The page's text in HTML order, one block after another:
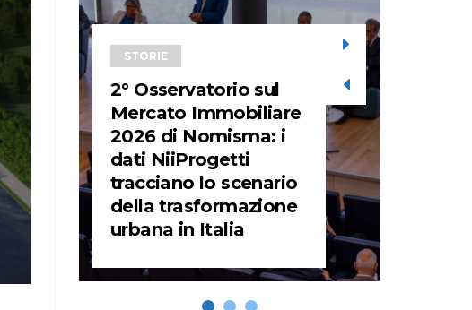
STORIE
2° Osservatorio sul
Mercato Immobiliare
2026 di Nomisma: i
dati NiiProgetti
tracciano lo scenario
della trasformazione
urbana in Italia